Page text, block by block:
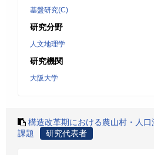
基盤研究(C)
研究分野
人文地理学
研究機関
大阪大学
構造改革期における農山村・人
課題
研究代表者